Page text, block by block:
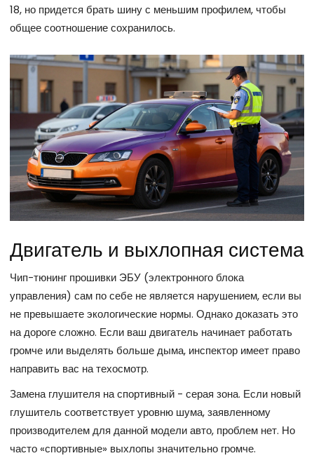
18, но придется брать шину с меньшим профилем, чтобы
общее соотношение сохранилось.
Двигатель и выхлопная система
Чип-тюнинг прошивки ЭБУ (электронного блока
управления) сам по себе не является нарушением, если вы
не превышаете экологические нормы. Однако доказать это
на дороге сложно. Если ваш двигатель начинает работать
громче или выделять больше дыма, инспектор имеет право
направить вас на техосмотр.
Замена глушителя на спортивный - серая зона. Если новый
глушитель соответствует уровню шума, заявленному
производителем для данной модели авто, проблем нет. Но
часто «спортивные» выхлопы значительно громче.